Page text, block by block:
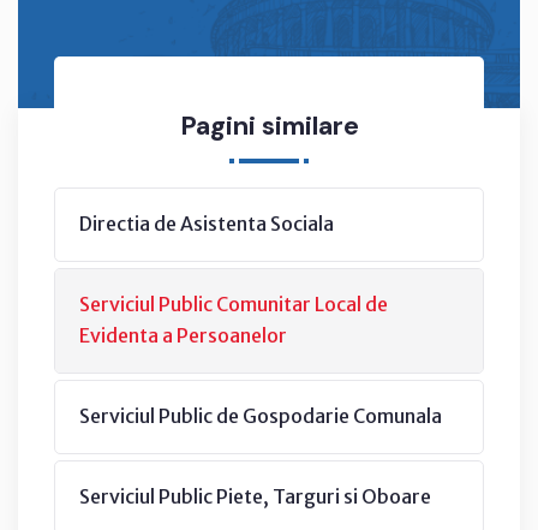
Pagini similare
Directia de Asistenta Sociala
Serviciul Public Comunitar Local de
Evidenta a Persoanelor
Serviciul Public de Gospodarie Comunala
Serviciul Public Piete, Targuri si Oboare